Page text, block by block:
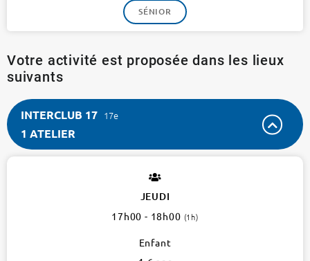
SÉNIOR
Votre activité est proposée dans les lieux
suivants
INTERCLUB 17 17e
1 ATELIER
JEUDI
17h00 - 18h00 (1h)
Enfant